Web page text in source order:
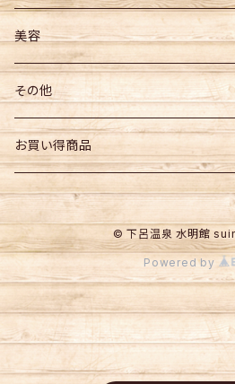
お菓子
飲料
その他食品
美容
その他
お買い得商品
© 下呂温泉 水明館
Powered by